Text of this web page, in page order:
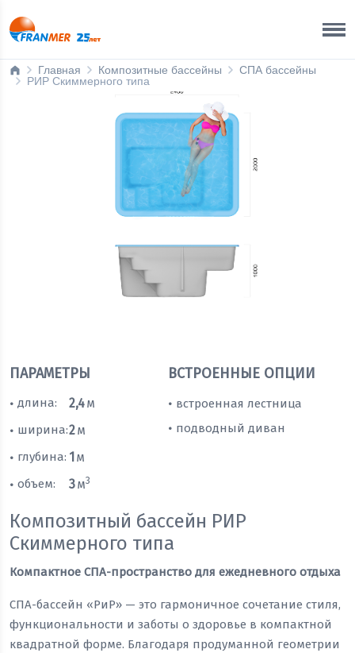
Главная Композитные бассейны
СПА бассейны
РИР Скиммерного типа
ПАРАМЕТРЫ
• длина: 2,4м
• ширина:2м
• глубина: 1 м
• объем: 3м3
ВСТРОЕННЫЕ ОПЦИИ
• встроенная лестница
• подводный диван
Композитный бассейн РИР
Скиммерного типа
Компактное СПА-пространство для ежедневного отдыха
СПА-бассейн «РиР» — это гармоничное сочетание стиля,
функциональности и заботы о здоровье в компактной
квадратной форме. Благодаря продуманной геометрии